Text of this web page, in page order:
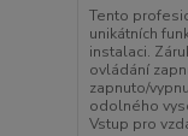
Tento
unikátních
instalaci.
ovládání
zapnuto/
odolného
Vstup pro